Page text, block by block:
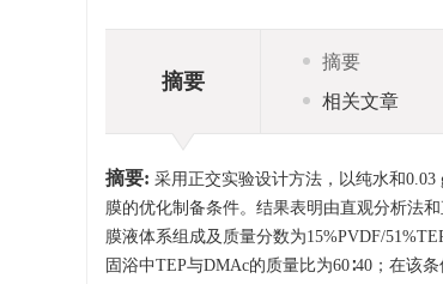
摘要
摘要
相关文章
摘要: 采用正交实验设计方法，以纯水和
膜的优化制备条件。结果表明由直观分析法
膜液体系组成及质量分数为15%PVDF/
固浴中TEP与DMAc的质量比为60∶40；在该